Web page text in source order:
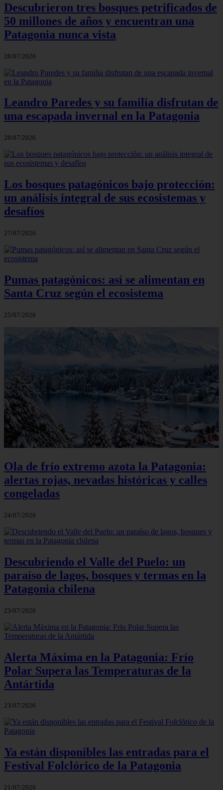
Descubrieron tres bosques petrificados de
50 millones de años y encuentran una
Patagonia nunca vista
28/07/2026
Leandro Paredes y su familia disfrutan de
una escapada invernal en la Patagonia
28/07/2026
Los bosques patagónicos bajo protección:
un análisis integral de sus ecosistemas y
desafíos
27/07/2026
Pumas patagónicos: así se alimentan en
Santa Cruz según el ecosistema
25/07/2026
Ola de frío extremo azota la Patagonia:
alertas rojas, nevadas históricas y calles
congeladas
24/07/2026
Descubriendo el Valle del Puelo: un
paraíso de lagos, bosques y termas en la
Patagonia chilena
23/07/2026
Alerta Máxima en la Patagonia: Frío
Polar Supera las Temperaturas de la
Antártida
23/07/2026
Ya están disponibles las entradas para el
Festival Folclórico de la Patagonia
21/07/2026